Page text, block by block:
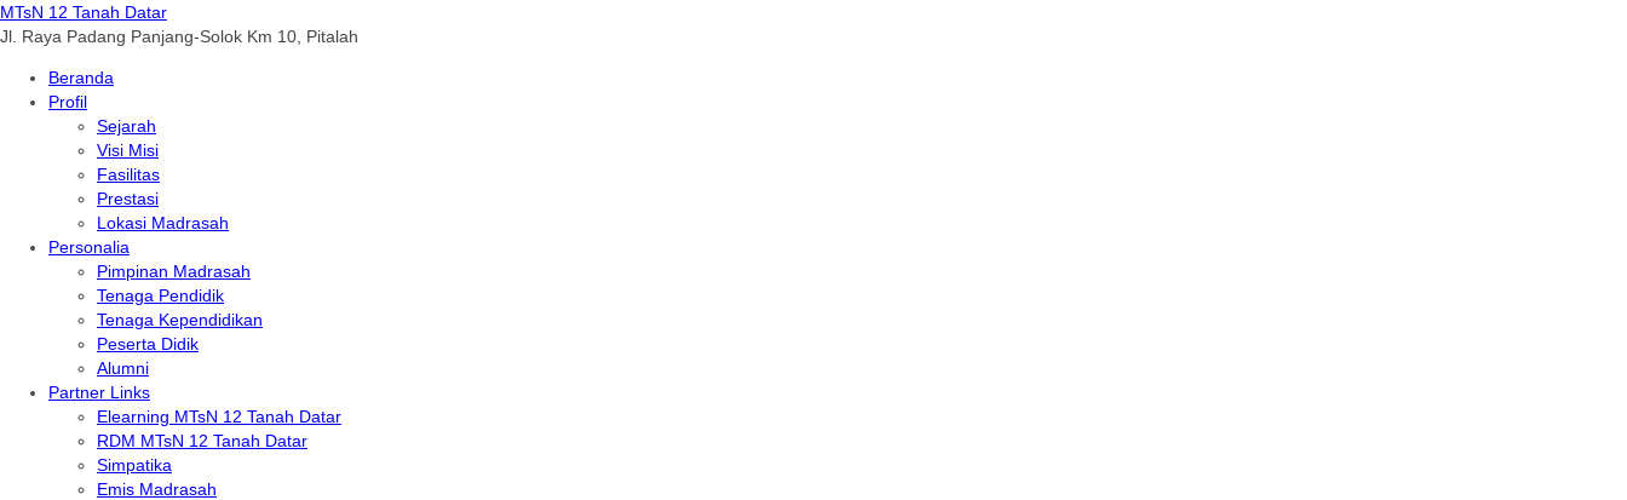
MTsN 12 Tanah Datar
Jl. Raya Padang Panjang-Solok Km 10, Pitalah
Beranda
Profil
Sejarah
Visi Misi
Fasilitas
Prestasi
Lokasi Madrasah
Personalia
Pimpinan Madrasah
Tenaga Pendidik
Tenaga Kependidikan
Peserta Didik
Alumni
Partner Links
Elearning MTsN 12 Tanah Datar
RDM MTsN 12 Tanah Datar
Simpatika
Emis Madrasah